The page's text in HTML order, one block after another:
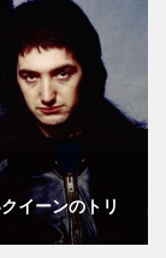
イーンのトリ